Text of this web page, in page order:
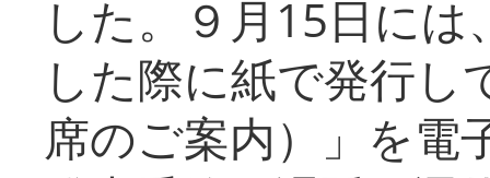
した。９月15日に
した際に紙で発行し
席のご案内）」を電